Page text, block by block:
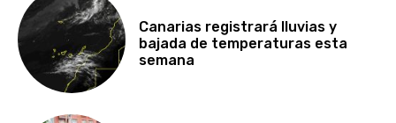
Canarias registrará lluvias y
bajada de temperaturas esta
semana